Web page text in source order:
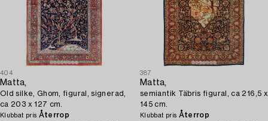
404
Matta,
Old silke, Ghom, figural, signerad,
ca 203 x 127 cm.
Klubbat pris Återrop
387
Matta,
semiantik Täbris figural, ca 216,5 x
145 cm.
Klubbat pris Återrop